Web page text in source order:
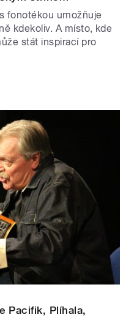
fonotékou umožňuje
kdekoliv. A místo, kde
stát inspirací pro
Pacifik, Plíhala,